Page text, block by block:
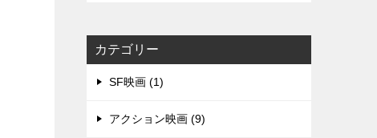
カテゴリー
SF映画 (1)
アクション映画 (9)